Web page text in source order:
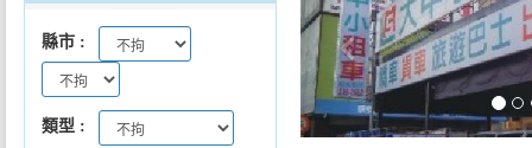
縣市
類型
keyboard_arrow_left